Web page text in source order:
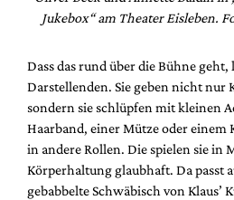
Jukebox“ am Theater Eisleben.
Dass das rund über die Bühne
Darstellenden. Sie geben nicht nur
sondern sie schlüpfen mit kleinen
Haarband, einer Mütze oder einem
in andere Rollen. Die spielen sie in
Körperhaltung glaubhaft. Da passt
gebabbelte Schwäbisch von Klaus’